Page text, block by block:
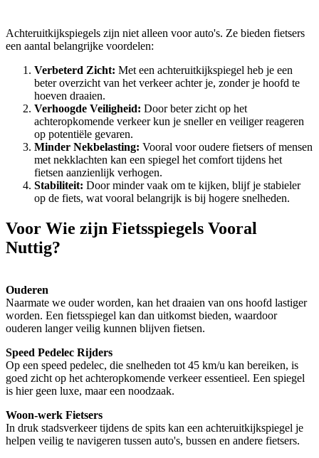
Achteruitkijkspiegels zijn niet alleen voor auto's. Ze bieden fietsers
een aantal belangrijke voordelen:
Verbeterd Zicht: Met een achteruitkijkspiegel heb je een
beter overzicht van het verkeer achter je, zonder je hoofd te
hoeven draaien.
Verhoogde Veiligheid: Door beter zicht op het
achteropkomende verkeer kun je sneller en veiliger reageren
op potentiële gevaren.
Minder Nekbelasting: Vooral voor oudere fietsers of mensen
met nekklachten kan een spiegel het comfort tijdens het
fietsen aanzienlijk verhogen.
Stabiliteit: Door minder vaak om te kijken, blijf je stabieler
op de fiets, wat vooral belangrijk is bij hogere snelheden.
Voor Wie zijn Fietsspiegels Vooral
Nuttig?
Ouderen
Naarmate we ouder worden, kan het draaien van ons hoofd lastiger
worden. Een fietsspiegel kan dan uitkomst bieden, waardoor
ouderen langer veilig kunnen blijven fietsen.
Speed Pedelec Rijders
Op een speed pedelec, die snelheden tot 45 km/u kan bereiken, is
goed zicht op het achteropkomende verkeer essentieel. Een spiegel
is hier geen luxe, maar een noodzaak.
Woon-werk Fietsers
In druk stadsverkeer tijdens de spits kan een achteruitkijkspiegel je
helpen veilig te navigeren tussen auto's, bussen en andere fietsers.